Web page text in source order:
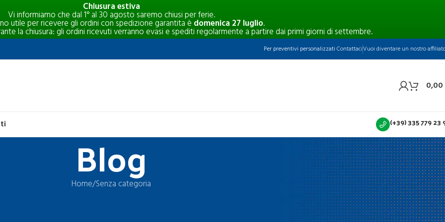
Chiusura estiva
Vi informiamo che dal 1° al 30 agosto saremo chiusi per ferie.
utile per ricevere gli ordini con spedizione garantita è domenica 27 luglio.
la chiusura: gli ordini ricevuti verranno evasi e spediti regolarmente a partire dai primi giorni di settembre.
Per preventivi personalizzati ContattaciVuoi diventare un nostro
0,00
(+39) 335 779 23
Blog
Home Senza categoria
agricolo innovativo di Agrilock
CATEGORIE